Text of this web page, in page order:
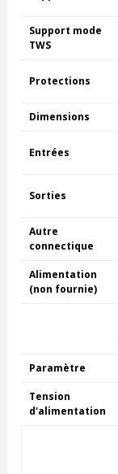
Support mode
TWS
Protections
Dimensions
Entrées
Sorties
Autre
connectique
Alimentation
(non fournie)
Paramètre
Tension
d'alimentation